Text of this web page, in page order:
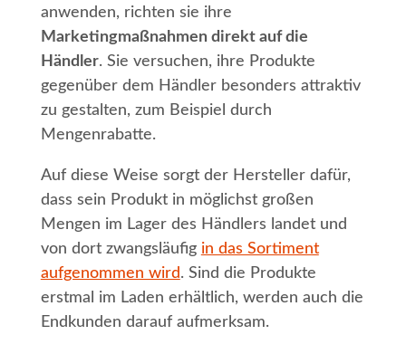
anwenden, richten sie ihre
Marketingmaßnahmen direkt auf die
Händler. Sie versuchen, ihre Produkte
gegenüber dem Händler besonders attraktiv
zu gestalten, zum Beispiel durch
Mengenrabatte.
Auf diese Weise sorgt der Hersteller dafür,
dass sein Produkt in möglichst großen
Mengen im Lager des Händlers landet und
von dort zwangsläufig in das Sortiment
aufgenommen wird. Sind die Produkte
erstmal im Laden erhältlich, werden auch die
Endkunden darauf aufmerksam.